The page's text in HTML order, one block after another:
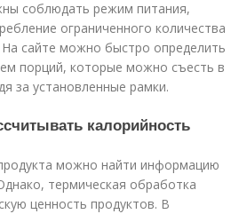
соблюдать режим питания,
ограниченного количества
На сайте можно быстро определить
порций, которые можно съесть в
за установленные рамки.
калорийность
можно найти информацию
термическая обработка
ценность продуктов. В